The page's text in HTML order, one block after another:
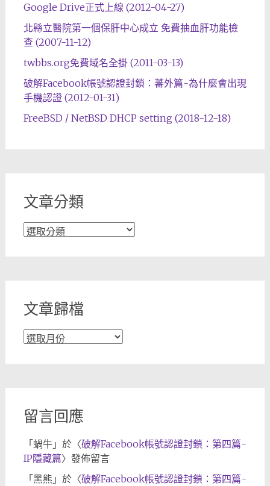
Google Drive正式上線 (2012-04-27)
北縣立醫院第一個保肝中心成立 免費抽血肝功能檢
查 (2007-11-12)
twbbs.org免費域名全掛 (2011-03-13)
破解Facebook帳號認證封鎖：蕃外篇-為什麼會出現
手機認證 (2012-01-31)
FreeBSD / NetBSD DHCP setting (2018-12-18)
文章分類
文
文章歸檔
文
留言回應
「蝸牛」於〈破解Facebook帳號認證封鎖：第四篇-
IP隱藏篇〉發佈留言
「黑熊 」於〈破解Facebook帳號認證封鎖：第四篇-